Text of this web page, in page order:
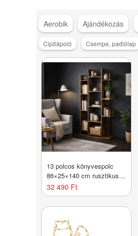
Aerobik Ajándékozás
Cipőápoló Csempe, padlólap
13 polcos könyvespolc
86×25×140 cm rusztikus
barna
32 490 Ft